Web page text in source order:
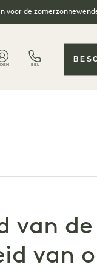
voor de
BEL
van de
van